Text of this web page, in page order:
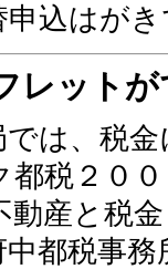
申込はが
レット
は、税
都税２０
動産と税
都税事